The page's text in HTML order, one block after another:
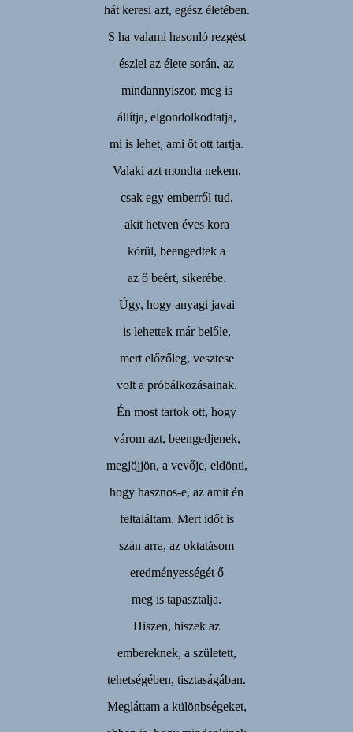
hát keresi azt, egész életében.
S ha valami hasonló rezgést
észlel az élete során, az
mindannyiszor, meg is
állítja, elgondolkodtatja,
mi is lehet, ami őt ott tartja.
Valaki azt mondta nekem,
csak egy emberről tud,
akit hetven éves kora
körül, beengedtek a
az ő beért, sikerébe.
Úgy, hogy anyagi javai
is lehettek már belőle,
mert előzőleg, vesztese
volt a próbálkozásainak.
Én most tartok ott, hogy
várom azt, beengedjenek,
megjöjjön, a vevője, eldönti,
hogy hasznos-e, az amit én
feltaláltam. Mert időt is
szán arra, az oktatásom
eredményességét ő
meg is tapasztalja.
Hiszen, hiszek az
embereknek, a született,
tehetségében, tisztaságában.
Megláttam a különbségeket,